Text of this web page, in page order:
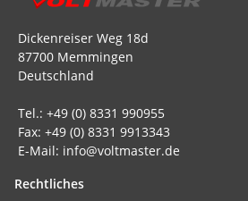
Dickenreiser Weg 18d
87700 Memmingen
Deutschland
Tel.: +49 (0) 8331 990955
Fax: +49 (0) 8331 9913343
E-Mail: info@voltmaster.de
Rechtliches